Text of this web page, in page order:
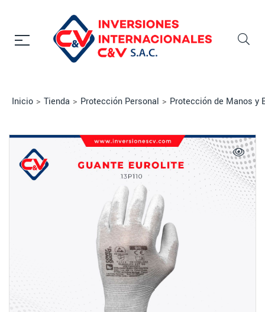
Inicio > Tienda > Protección Personal > Protección de Manos y